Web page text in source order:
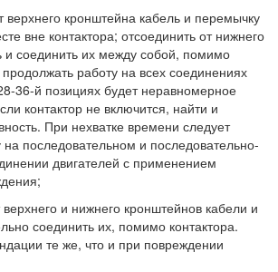
верхнего кронштейна кабель и перемычку
вне контактора; отсоединить от нижнего
и соединить их между собой, помимо
работу на всех соединениях
36-й позициях будет неравномерное
контактор не включится, найти и
При нехватке времени следует
последовательном и последовательно-
двигателей с применением
и нижнего кронштейнов кабели и
соединить их, помимо контактора.
те же, что и при повреждении